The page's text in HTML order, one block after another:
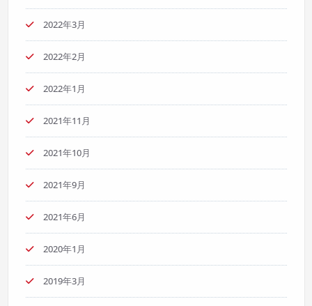
2022年3月
2022年2月
2022年1月
2021年11月
2021年10月
2021年9月
2021年6月
2020年1月
2019年3月